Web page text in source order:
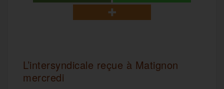
L’intersyndicale reçue à Matignon
mercredi